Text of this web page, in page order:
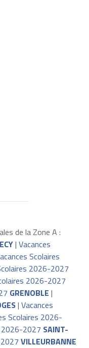
de la Zone A :
| Vacances
Scolaires
2026-2027
2026-2027
GRENOBLE |
| Vacances
Scolaires 2026-
2026-2027 SAINT-
VILLEURBANNE